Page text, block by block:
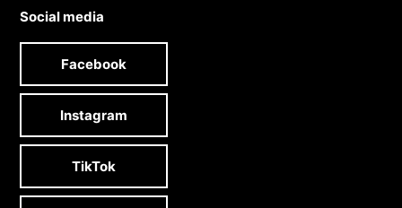
Social media
Facebook
Instagram
TikTok